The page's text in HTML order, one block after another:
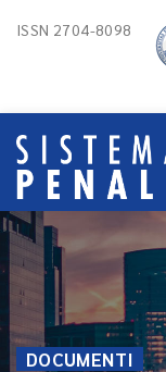
ISSN 2704-8098
DOCUMENTI